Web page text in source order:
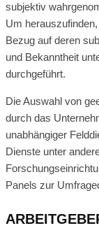
subjektiv
Um
Bezug auf deren
und Bekanntheit
durchgeführt.
Die Auswahl von
durch das
unabhängiger
Dienste unter
Panels zur